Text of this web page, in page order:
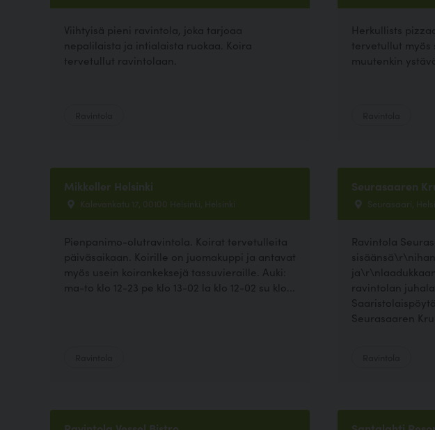
Viihtyisä pieni ravintola, joka tarjoaa
nepalilaista ja intialaista ruokaa. Koira
tervetullut ravintolaan.
Herkullists
tervetullut myös
muutenkin
Mikkeller Helsinki
Kalevankatu 17, 00100 Helsinki, Helsinki
Pienpanimo-olutravintola. Koirat tervetulleita
päiväsaikaan. Koirille on juomakuppi ja antavat
myös usein koirankeksejä tassuvieraille. Auki:
ma-to klo 12-23 pe klo 13-02 la klo 12-02 su klo...
Seurasaaren
Seurasaari,
Ravintola
ravintolan
Seurasaaren